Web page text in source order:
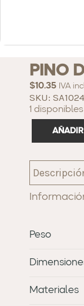
PINO
$10.35 IVA
SKU:
1 disponibles
Peso
Materiales